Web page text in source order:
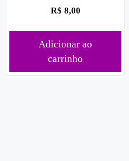
R$ 8,00
Adicionar ao
carrinho